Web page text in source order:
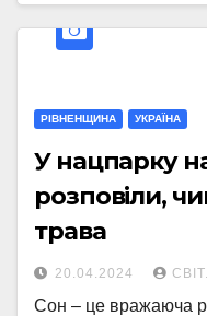
РІВНЕНЩИНА УКРАЇНА
У нацпарку
розповіли,
трава
20.04.2024
Сон – це вражаюча